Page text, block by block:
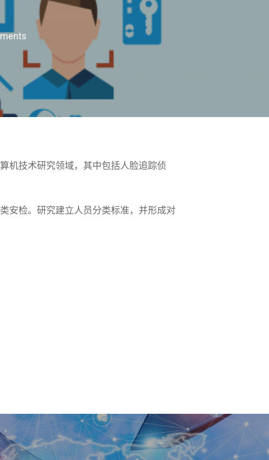
机技术研究领域，其中包括人脸追踪侦
安检。研究建立人员分类标准，并形成对